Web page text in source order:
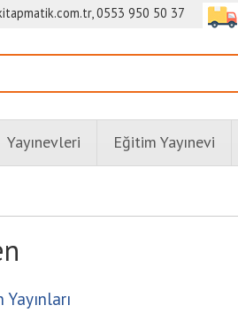
0553 950 50 37
Yayınevleri Eğitim Yayınevi
Yayınları